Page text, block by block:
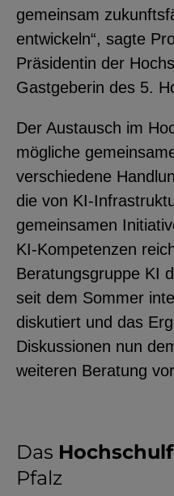
gemeinsam
entwickeln“, sagte
Präsidentin der
Gastgeberin des 5.
Der Austausch im
mögliche
verschiedene
die von KI-
gemeinsamen
KI-Kompetenzen
Beratungsgruppe KI
seit dem Sommer
diskutiert und das
Diskussionen nun
weiteren Beratung
Das
Pfalz